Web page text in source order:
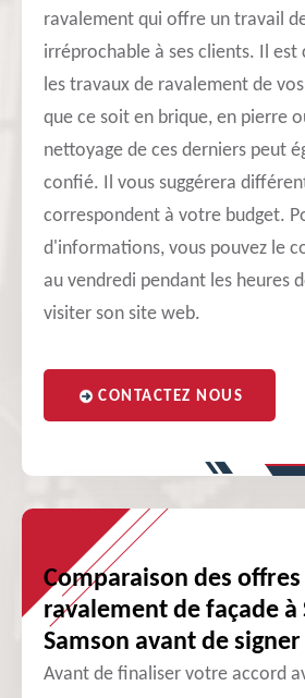
ravalement qui offre un travail
irréprochable à ses clients. Il est
les travaux de ravalement de
que ce soit en brique, en pierre
nettoyage de ces derniers peut
confié. Il vous suggérera
correspondent à votre budget.
d'informations, vous pouvez le
au vendredi pendant les heures
visiter son site web.
CONTACTEZ NOUS
Comparaison des offres
ravalement de façade à
Samson avant de
Avant de finaliser votre accord